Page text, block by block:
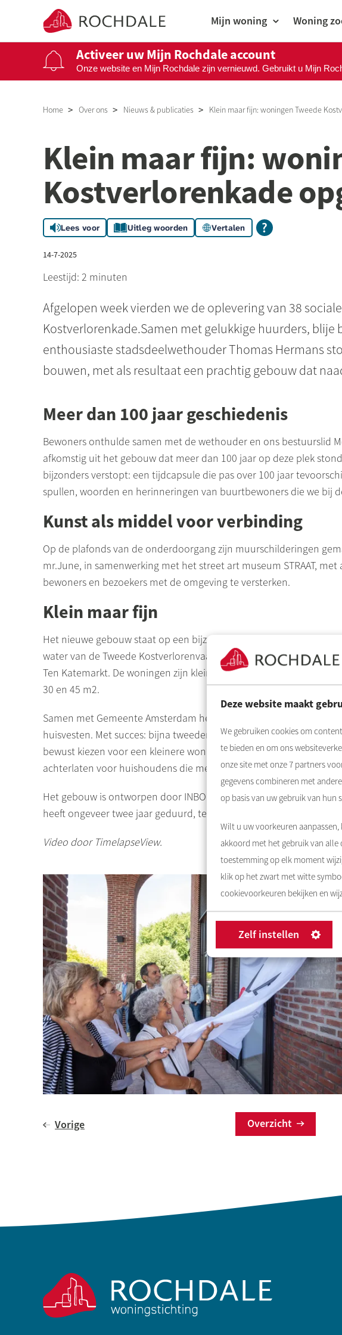
Deze website maakt
We gebruiken cookies om
te bieden en om ons
onze site met onze7 partners
gegevens combineren met
op basis van uw gebruik van hun
Wilt u uw voorkeuren aanpassen,
akkoord met het gebruik van alle
toestemming op elk moment
klik op het zwart met witte
cookievoorkeuren bekijken en
Zelf instellen
Naar de homepage Mijn woning Woning
Activeer uw Mijn Rochdale account
Onze website en Mijn Rochdale zijn vernieuwd. Gebruikt u Mijn
Home Over ons Nieuws & publicaties Klein maar fijn: woningen Tweede
Klein maar fijn:
Kostverlorenkade
Lees voor Uitleg woorden Vertalen
14-7-2025
Leestijd: 2 minuten
Afgelopen week vierden we de oplevering van 38
Kostverlorenkade.Samen met gelukkige huurders, blije
enthousiaste stadsdeelwethouder Thomas Hermans
bouwen, met als resultaat een prachtig gebouw dat
Meer dan 100 jaar geschiedenis
Bewoners onthulde samen met de wethouder en ons bestuurslid
afkomstig uit het gebouw dat meer dan 100 jaar op deze plek
bijzonders verstopt: een tijdcapsule die pas over 100 jaar
spullen, woorden en herinneringen van buurtbewoners die we bij
Kunst als middel voor verbinding
Op de plafonds van de onderdoorgang zijn muurschilderingen
mr.June, in samenwerking met hetstreet art museum STRAAT,
bewoners en bezoekers met de omgeving te versterken.
Klein maar fijn
Het nieuwe gebouw staat op een bijzondere plek: midden in
water van de Tweede Kostverlorenvaart
, met om de hoek de
Ten Katemarkt. De woningen zijn klein maar fijn, met studio’s en
30 en 45 m2.
Samen met Gemeente Amsterdam hebben we ons ingezet om hier
huisvesten. Met succes: bijna tweederde van de nieuwe bewoners
bewust kiezen voor een kleinere woning, met meer comfort en
achterlaten voor huishoudens die meer ruimte nodig hebben.
Het gebouw is ontworpen door INBO architecten en gebouwd door
heeft ongeveer twee jaar geduurd, terug te zien in
Video door TimelapseView.
Overzicht
Vorige